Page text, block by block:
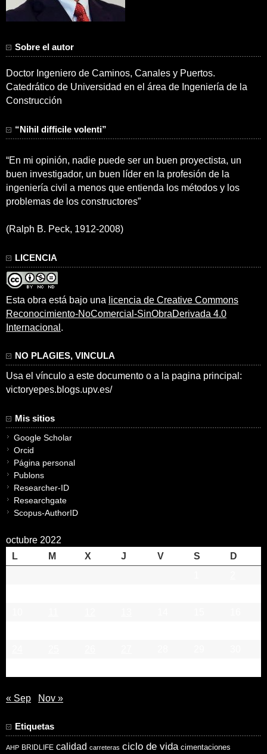
Sobre el autor
Doctor Ingeniero de Caminos, Canales y Puertos.
Catedrático de Universidad en el área de Ingeniería de la
Construcción
“Nihil difficile volenti”
“En mi opinión, nadie puede ser un buen proyectista, un
buen investigador, un buen líder en la profesión de la
ingeniería civil a menos que entienda los métodos y los
problemas de los constructores”
(Ralph B. Peck, 1912-2008)
LICENCIA
Esta obra está bajo una licencia de Creative Commons
Reconocimiento-NoComercial-SinObraDerivada 4.0
Internacional .
NO PLAGIES, VINCULA
Usa el vínculo a este documento o a la pagina principal:
victoryepes.blogs.upv.es/
Mis sitios
Google Scholar
Orcid
Página personal
Publons
Researcher-ID
Researchgate
Scopus-AuthorID
octubre 2022
L
M X J V S
D
« Sep Nov »
Etiquetas
AHP BRIDLIFE calidad carreteras ciclo de vida cimentaciones